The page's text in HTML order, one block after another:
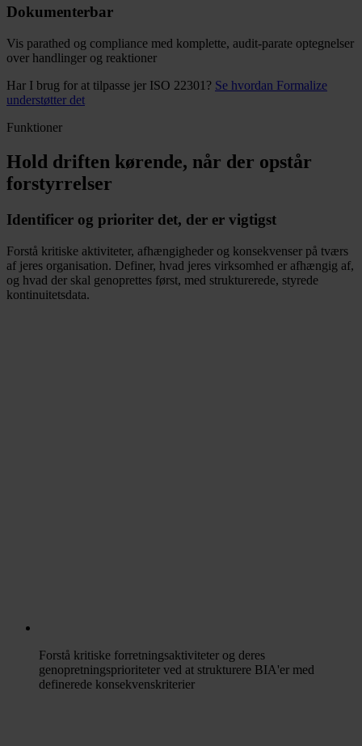
Dokumenterbar
Vis parathed og compliance med komplette, audit-parate optegnelser
over handlinger og reaktioner
Har I brug for at tilpasse jer ISO 22301? Se hvordan Formalize
understøtter det
Funktioner
Hold driften kørende, når der opstår
forstyrrelser
Identificer og prioriter det, der er vigtigst
Forstå kritiske aktiviteter, afhængigheder og konsekvenser på tværs
af jeres organisation. Definer, hvad jeres virksomhed er afhængig af,
og hvad der skal genoprettes først, med strukturerede, styrede
kontinuitetsdata.
Forstå kritiske forretningsaktiviteter og deres
genopretningsprioriteter ved at strukturere BIA'er med
definerede konsekvenskriterier